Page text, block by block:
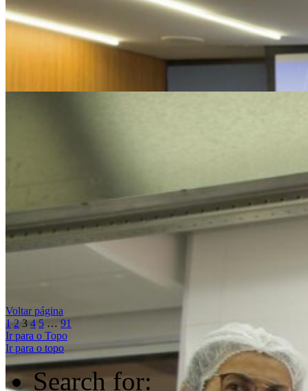
Projeto Conectando Mulheres – Senac Code abre
16/06/2026 Especial
Feijoada do Navarro une gastronomia e samba em
Voltar página
1 2 3 4 5 … 91
Ir para o Topo
Ir para o topo
Search for: